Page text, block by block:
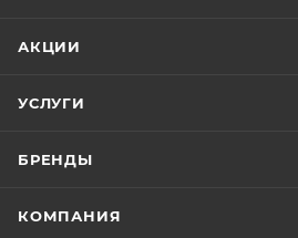
АКЦИИ
УСЛУГИ
БРЕНДЫ
КОМПАНИЯ